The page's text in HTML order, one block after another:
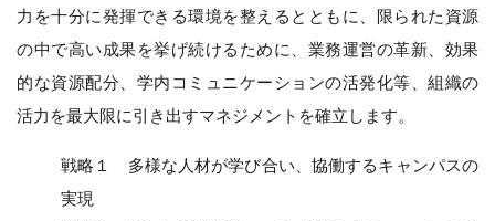
力を十分に発揮できる環境を整えるとともに、限られた資源
の中で高い成果を挙げ続けるために、業務運営の革新、効果
的な資源配分、学内コミュニケーションの活発化等、組織の
活力を最大限に引き出すマネジメントを確立します。
戦略１ 多様な人材が学び合い、協働するキャンパスの
実現